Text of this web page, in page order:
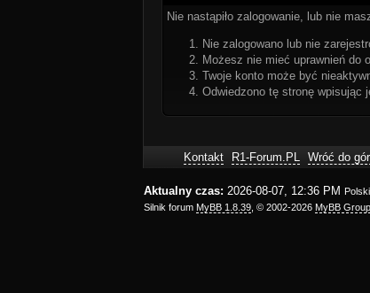
Nie nastąpiło zalogowanie, lub nie
Nie zalogowano lub nie
Możesz nie mieć uprawnień do
Twoje konto może być
Odwiedzono tę stronę wpisując
Kontakt R1-Forum.PL Wróć do
Aktualny czas: 2026-08-07, 12:36 PM
Silnik forum MyBB 1.8.39 , © 2002-2026 MyBB Group